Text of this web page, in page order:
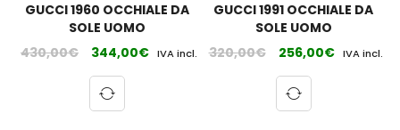
GUCCI 1960 OCCHIALE DA
SOLE UOMO
430,00€ 344,00€ IVA incl.
GUCCI 1991 OCCHIALE DA
SOLE UOMO
320,00€ 256,00€ IVA incl.